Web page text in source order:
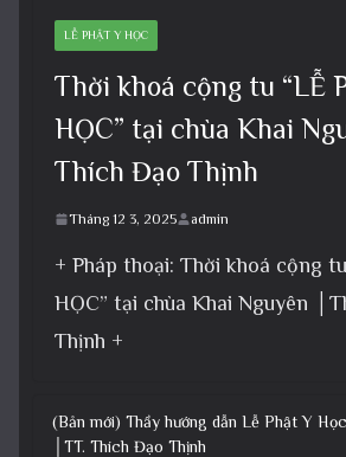
LỄ PHẬT Y HỌC
Thời khoá cộng tu “LỄ
HỌC” tại chùa Khai
Thích Đạo Thịnh
Tháng 12 3, 2025 admin
+ Pháp thoại: Thời khoá cộng
HỌC” tại chùa Khai Nguyên
Thịnh +
(Bản mới) Thầy hướng dẫn Lễ Phật Y
│TT. Thích Đạo Thịnh